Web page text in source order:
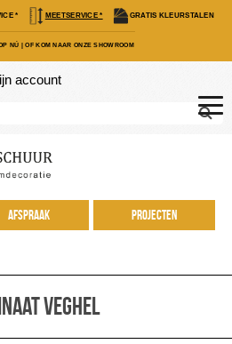
* MEETSERVICE * GRATIS KLEURSTALEN
NÚ |OF KOM NAAR ONZE SHOWROOM
account
Afspraak Projecten
Veghel